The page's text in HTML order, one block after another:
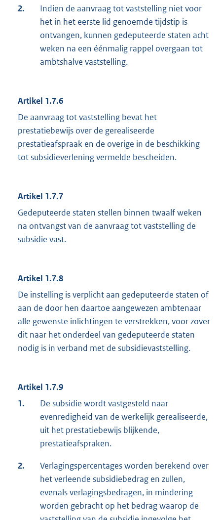
2.
Indien de aanvraag tot vaststelling niet voor
het in het eerste lid genoemde tijdstip is
ontvangen, kunnen gedeputeerde staten acht
weken na een éénmalig rappel overgaan tot
ambtshalve vaststelling.
Artikel 1.7.6
De aanvraag tot vaststelling bevat het
prestatiebewijs over de gerealiseerde
prestatieafspraak en de overige in de beschikking
tot subsidieverlening vermelde bescheiden.
Artikel 1.7.7
Gedeputeerde staten stellen binnen twaalf weken
na ontvangst van de aanvraag tot vaststelling de
subsidie vast.
Artikel 1.7.8
De instelling is verplicht aan gedeputeerde staten of
aan de door hen daartoe aangewezen ambtenaar
alle gewenste inlichtingen te verstrekken, voor zover
dit naar het onderdeel van gedeputeerde staten
nodig is in verband met de subsidievaststelling.
Artikel 1.7.9
1.
De subsidie wordt vastgesteld naar
evenredigheid van de werkelijk gerealiseerde,
uit het prestatiebewijs blijkende,
prestatieafspraken.
2.
Verlagingspercentages worden berekend over
het verleende subsidiebedrag en zullen,
evenals verlagingsbedragen, in mindering
worden gebracht op het bedrag waarop de